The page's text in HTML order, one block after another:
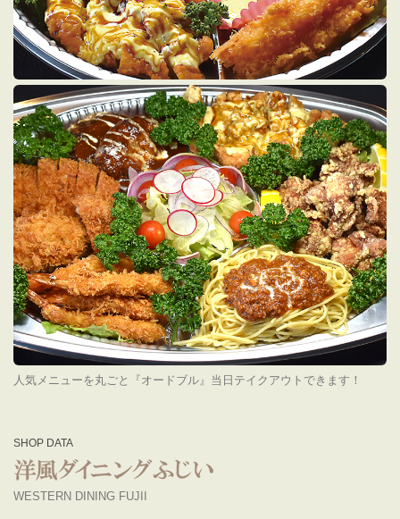
人気メニューを丸ごと『オードブル』当日テイクアウトできます！
SHOP DATA
WESTERN DINING FUJII